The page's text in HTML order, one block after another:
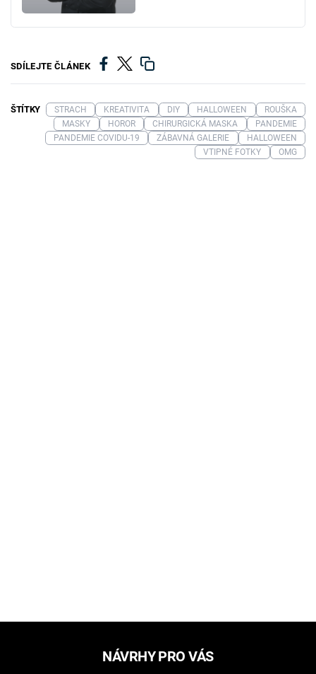
SDÍLEJTE ČLÁNEK
ŠTÍTKY STRACH KREATIVITA DIY HALLOWEEN
ROUŠKA
MASKY
HOROR CHIRURGICKÁ MASKA
PANDEMIE
PANDEMIE COVIDU-19
ZÁBAVNÁ GALERIE
HALLOWEEN
VTIPNÉ FOTKY
OMG
NÁVRHY PRO VÁS